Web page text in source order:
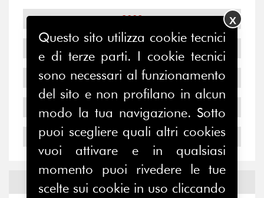
2008
2006
2005
2004
Notizie ed
Questo sito utilizza cookie tecnici
e di terze parti. I cookie tecnici
sono necessari al funzionamento
del sito e non profilano in alcun
modo la tua navigazione. Sotto
puoi scegliere quali altri cookies
vuoi attivare e in qualsiasi
momento puoi rivedere le tue
scelte sui cookie in uso cliccando
X